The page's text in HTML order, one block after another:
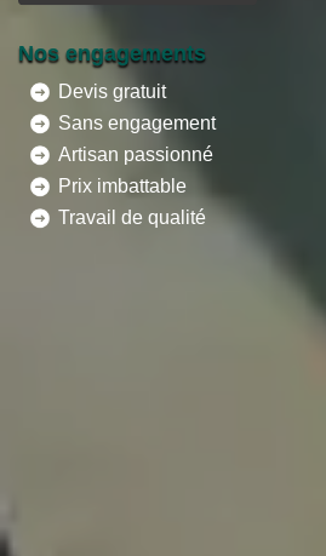
Nos engagements
Devis gratuit
Sans engagement
Artisan passionné
Prix imbattable
Travail de qualité